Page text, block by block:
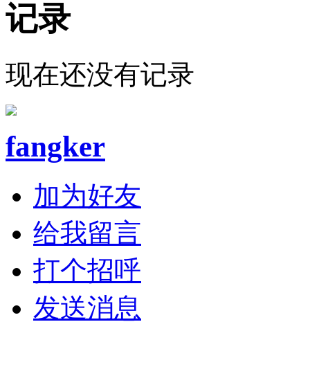
记录
现在还没有记录
fangker
加为好友
给我留言
打个招呼
发送消息